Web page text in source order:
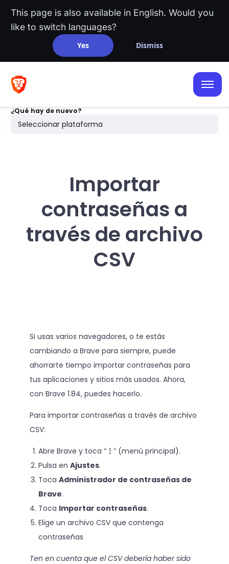
This page is also available in English. Would you
like to switch languages?
Yes Dismiss
¿Qué hay de nuevo?
Seleccionar plataforma
iOS
Android
Escritorio
Búsqueda
Importar
contraseñas a
través de archivo
CSV
Si usas varios navegadores, o te estás
cambiando a Brave para siempre, puede
ahorrarte tiempo importar contraseñas para
tus aplicaciones y sitios más usados. Ahora,
con Brave 1.84, puedes hacerlo.
Para importar contraseñas a través de archivo
CSV:
Abre Brave y toca “ ⋮ ” (menú principal).
Pulsa en Ajustes.
Toca Administrador de contraseñas de
Brave.
Toca Importar contraseñas.
Elige un archivo CSV que contenga
contraseñas
Ten en cuenta que el CSV debería haber sido